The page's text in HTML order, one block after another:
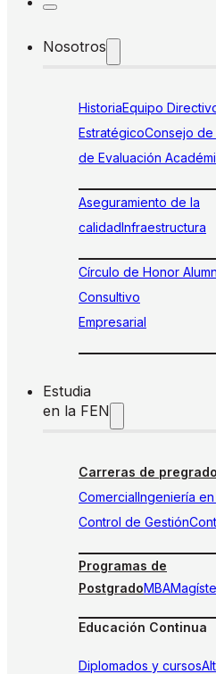
Nosotros
HistoriaEquipo
EstratégicoConsejo de
de Evaluación
Aseguramiento de la
calidadInfraestructura
Círculo de Honor
Consultivo
Empresarial
Estudia
en la FEN
Carreras de pregrado
ComercialIngeniería
Control de Gestión
Programas de
PostgradoMBA
Educación Continua
Diplomados y cursos